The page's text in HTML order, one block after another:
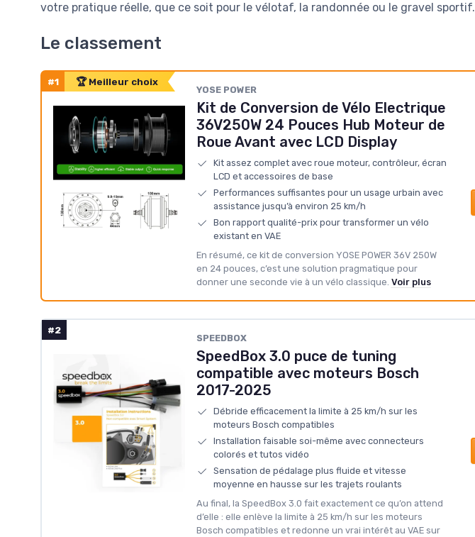
votre pratique réelle, que ce soit pour le vélotaf, la randonnée ou le gravel sportif.
Le classement
#1 🏆 Meilleur choix
YOSE POWER
Kit de Conversion de Vélo Electrique
36V250W 24 Pouces Hub Moteur de
Roue Avant avec LCD Display
Kit assez complet avec roue moteur, contrôleur, écran
LCD et accessoires de base
Performances suffisantes pour un usage urbain avec
assistance jusqu’à environ 25 km/h
Bon rapport qualité-prix pour transformer un vélo
existant en VAE
En résumé, ce kit de conversion YOSE POWER 36V 250W
en 24 pouces, c’est une solution pragmatique pour
donner une seconde vie à un vélo classique. Voir plus
#2
‎SPEEDBOX
SpeedBox 3.0 puce de tuning
compatible avec moteurs Bosch
2017-2025
Débride efficacement la limite à 25 km/h sur les
moteurs Bosch compatibles
Installation faisable soi-même avec connecteurs
colorés et tutos vidéo
Sensation de pédalage plus fluide et vitesse
moyenne en hausse sur les trajets roulants
Au final, la SpeedBox 3.0 fait exactement ce qu’on attend
d’elle : elle enlève la limite à 25 km/h sur les moteurs
Bosch compatibles et redonne un vrai intérêt au VAE sur